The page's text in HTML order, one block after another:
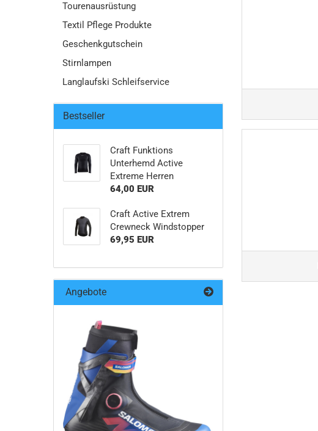
Tourenausrüstung
Textil Pflege Produkte
Geschenkgutschein
Stirnlampen
Langlaufski Schleifservice
Bestseller
Craft Funktions
Unterhemd Active
Extreme Herren
64,00 EUR
Craft Active Extrem
Crewneck Windstopper
69,95 EUR
Angebote